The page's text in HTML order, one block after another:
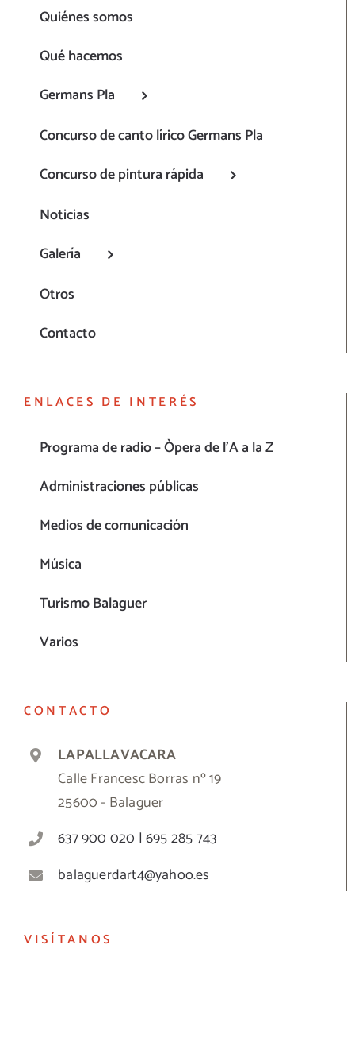
Quiénes somos
Qué hacemos
Germans Pla
Concurso de canto lírico Germans Pla
Concurso de pintura rápida
Noticias
Galería
Otros
Contacto
ENLACES DE INTERÉS
Programa de radio – Òpera de l’A a la Z
Administraciones públicas
Medios de comunicación
Música
Turismo Balaguer
Varios
CONTACTO
LAPALLAVACARA
Calle Francesc Borras nº 19
25600 - Balaguer
637 900 020 | 695 285 743
balaguerdart4@yahoo.es
VISÍTANOS